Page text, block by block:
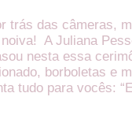
trás das câmeras,
A Juliana
nesta essa
borboletas e
tudo para vocês: